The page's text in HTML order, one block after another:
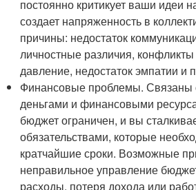
постоянно критикует ваши идеи
создает напряженность в
причины: недостаток
личностные различия, конфликты
давление, недостаток эмпатии и
Финансовые проблемы. Связаны
деньгами и финансовыми
бюджет ограничен, и вы
обязательствами, которые
кратчайшие сроки. Возможные
неправильное управление
расходы, потеря дохода или